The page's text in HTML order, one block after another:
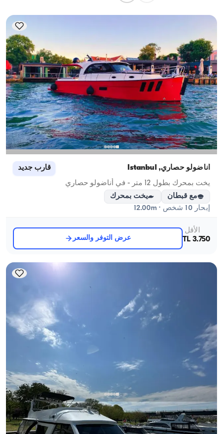
للإيجارات اليومية، فتنطبق سعة الإبحار.
أناضولو حصاري, İstanbul قارب جديد
يخت بمحرك بطول 12 متر - في أناضولو حصاري
مع قبطان
يخت بمحرك
إبحار 10 شخص · 12.00m
الأقل
3.750 TL
عرض التوفر والسعر
أمينونو, İstanbul قارب جديد
يخت بمحرك بطول 15 متر - في أمينونو